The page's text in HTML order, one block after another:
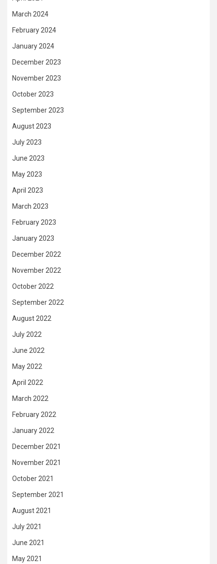
March 2024
February 2024
January 2024
December 2023
November 2023
October 2023
September 2023
August 2023
July 2023
June 2023
May 2023
April 2023
March 2023
February 2023
January 2023
December 2022
November 2022
October 2022
September 2022
August 2022
July 2022
June 2022
May 2022
April 2022
March 2022
February 2022
January 2022
December 2021
November 2021
October 2021
September 2021
August 2021
July 2021
June 2021
May 2021